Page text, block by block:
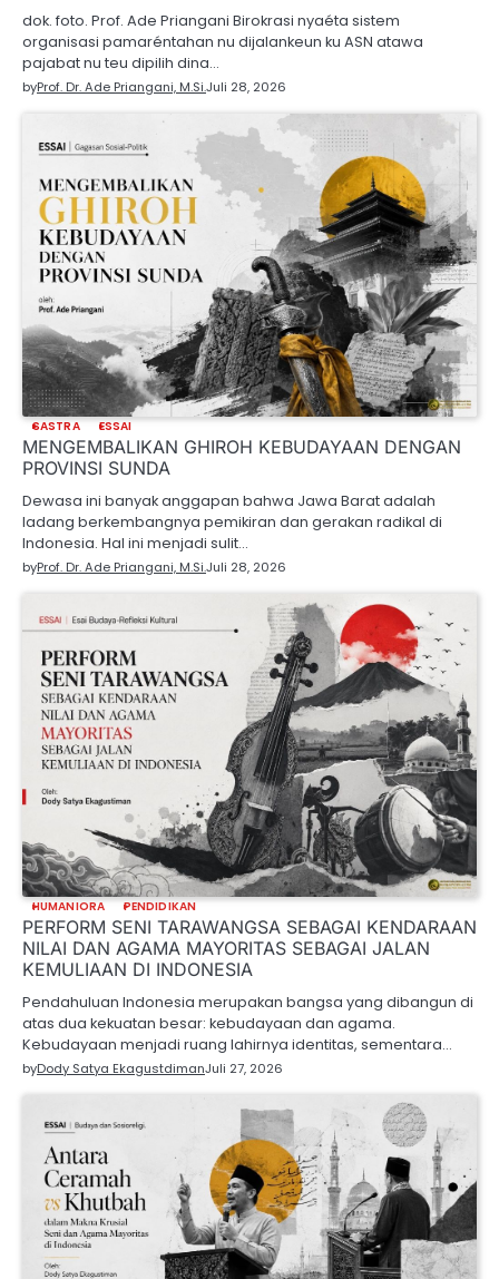
dok. foto. Prof. Ade Priangani Birokrasi nyaéta sistem
organisasi pamaréntahan nu dijalankeun ku ASN atawa
pajabat nu teu dipilih dina…
byProf. Dr. Ade Priangani, M.Si.Juli 28, 2026
SASTRA ESSAI
MENGEMBALIKAN GHIROH KEBUDAYAAN DENGAN
PROVINSI SUNDA
Dewasa ini banyak anggapan bahwa Jawa Barat adalah
ladang berkembangnya pemikiran dan gerakan radikal di
Indonesia. Hal ini menjadi sulit…
byProf. Dr. Ade Priangani, M.Si.Juli 28, 2026
HUMANIORA PENDIDIKAN
PERFORM SENI TARAWANGSA SEBAGAI KENDARAAN
NILAI DAN AGAMA MAYORITAS SEBAGAI JALAN
KEMULIAAN DI INDONESIA
Pendahuluan Indonesia merupakan bangsa yang dibangun di
atas dua kekuatan besar: kebudayaan dan agama.
Kebudayaan menjadi ruang lahirnya identitas, sementara…
byDody Satya EkagustdimanJuli 27, 2026